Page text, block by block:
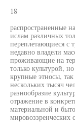
18
распространенные
ислам различных
переплетающиеся с
недавно владели
проживающие на
только культурой,
крупные этносы,
нескольких тысяч
разнообразие
отражение в
материальной и
мировоззренческих